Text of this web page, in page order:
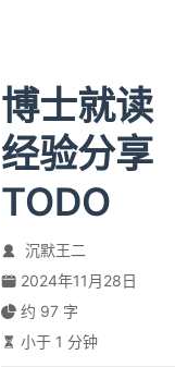
博士就读
经验分享
TODO
沉默王二
2024年11月28日
约 97 字
小于 1 分钟